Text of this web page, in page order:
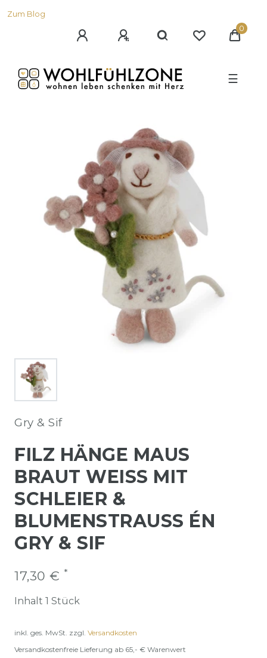
Zum Blog
0
☰
Gry & Sif
FILZ HÄNGE MAUS
BRAUT WEISS MIT S
CHLEIER & B
LUMENSTRAUSS ÉN GR
Y & SIF
17,30 € *
Inhalt 1 Stück
inkl. ges. MwSt. zzgl. Versandkosten
Versandkostenfreie Lieferung ab 65,- € Warenwert